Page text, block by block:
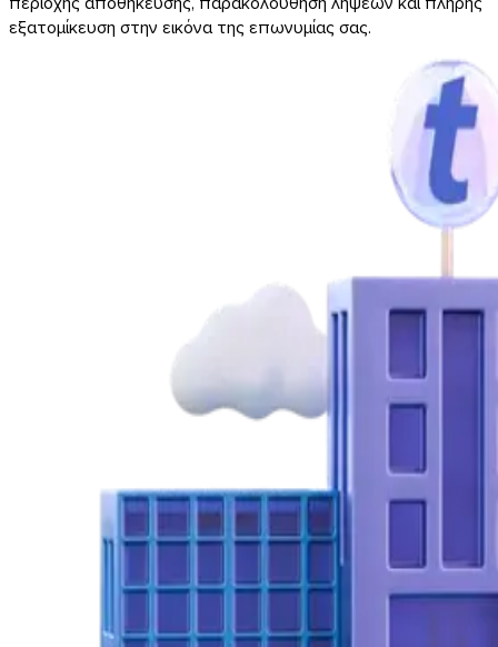
εξατομίκευση στην εικόνα της επωνυμίας σας.